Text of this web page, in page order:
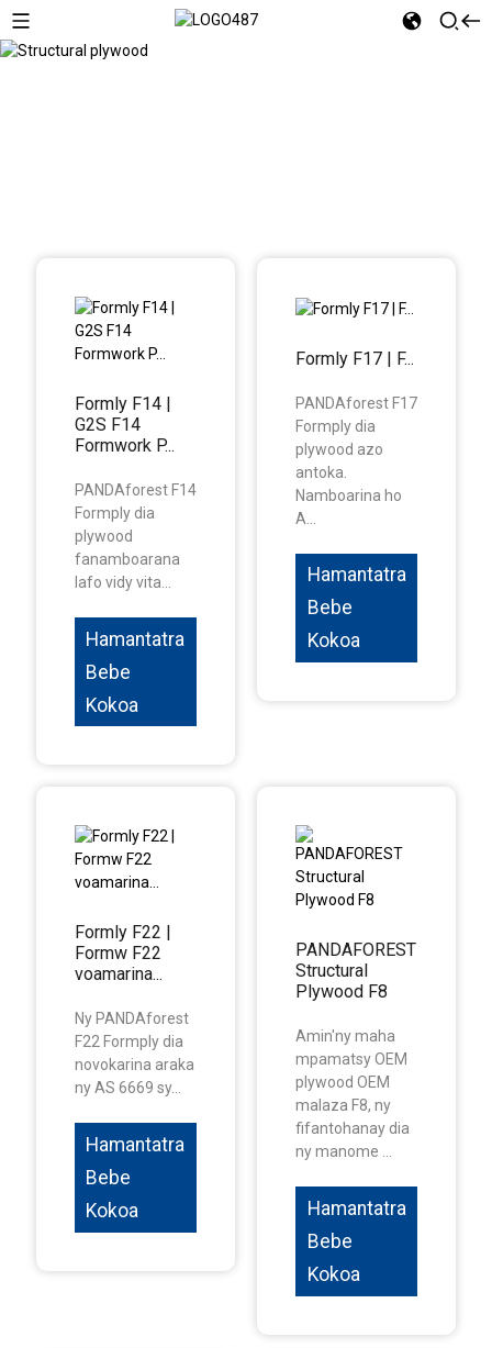
Formly F14 |
G2S F14
Formwork P...
PANDAforest F14
Formply dia
plywood
fanamboarana
lafo vidy vita...
Hamantatra
Bebe
Kokoa
Formly F17 | F...
PANDAforest F17
Formply dia
plywood azo
antoka.
Namboarina ho
A...
Hamantatra
Bebe
Kokoa
Formly F22 |
Formw F22
voamarina...
Ny PANDAforest
F22 Formply dia
novokarina araka
ny AS 6669 sy...
Hamantatra
Bebe
Kokoa
PANDAFOREST
Structural
Plywood F8
Amin'ny maha
mpamatsy OEM
plywood OEM
malaza F8, ny
fifantohanay dia
ny manome ...
Hamantatra
Bebe
Kokoa